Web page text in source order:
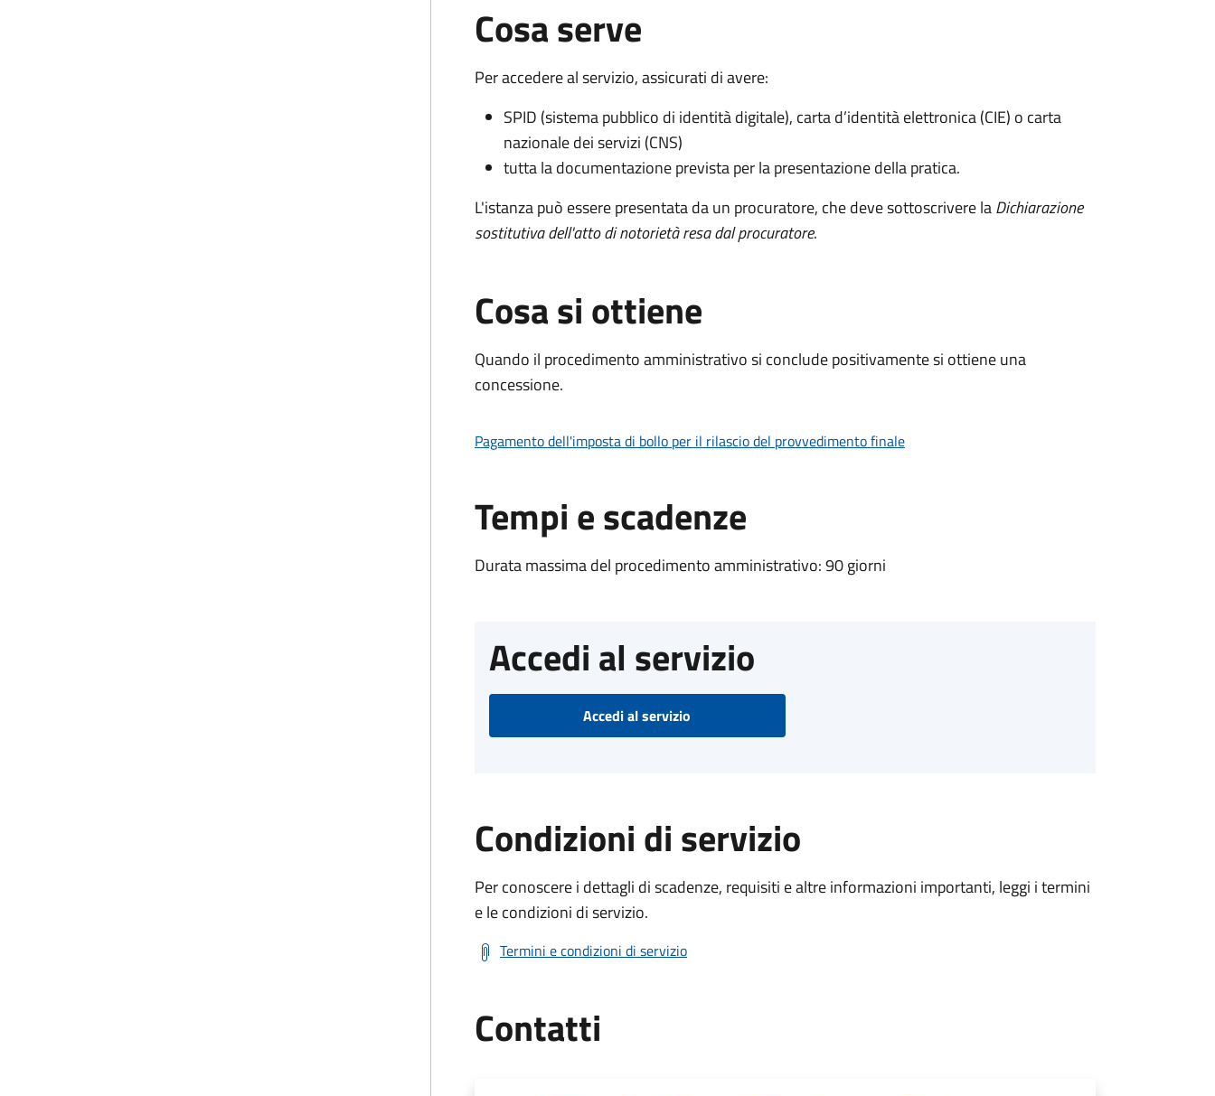
Cosa serve
Per accedere al servizio, assicurati di avere:
SPID (sistema pubblico di identità digitale), carta d’identità elettronica (CIE) o carta
nazionale dei servizi (CNS)
tutta la documentazione prevista per la presentazione della pratica.
L'istanza può essere presentata da un procuratore, che deve sottoscrivere laDichiarazione
sostitutiva dell'atto di notorietà resa dal procuratore.
Cosa si ottiene
Quando il procedimento amministrativo si conclude positivamente si ottiene una
concessione.
Pagamento dell'imposta di bollo per il rilascio del provvedimento finale
Tempi e scadenze
Durata massima del procedimento amministrativo: 90 giorni
Accedi al servizio
Accedi al servizio
Condizioni di servizio
Per conoscere i dettagli di scadenze, requisiti e altre informazioni importanti, leggi i termini
e le condizioni di servizio.
Termini e condizioni di servizio
Contatti